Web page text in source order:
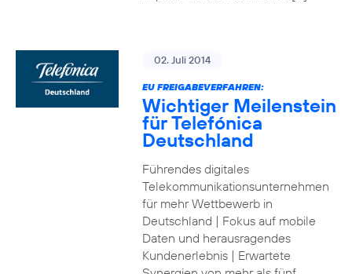
02. Juli 2014
EU FREIGABEVERFAHREN:
Wichtiger Meilenstein
für Telefónica
Deutschland
Führendes digitales
Telekommunikationsunternehmen
für mehr Wettbewerb in
Deutschland | Fokus auf mobile
Daten und herausragendes
Kundenerlebnis | Erwartete